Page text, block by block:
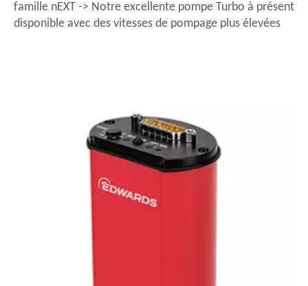
famille nEXT -> Notre excellente pompe Turbo à présent
disponible avec des vitesses de pompage plus élevées